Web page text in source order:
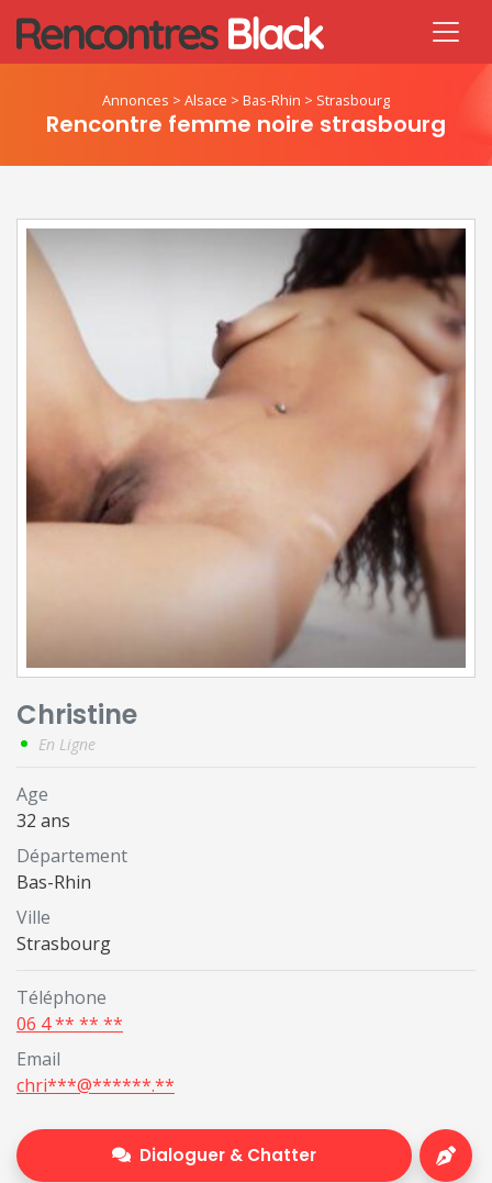
Annonces > Alsace > Bas-Rhin > Strasbourg
Rencontre femme noire strasbourg
Christine
En Ligne
Age
32 ans
Département
Bas-Rhin
Ville
Strasbourg
Téléphone
06 4 ** ** **
Email
chri***@******.**
Dialoguer & Chatter